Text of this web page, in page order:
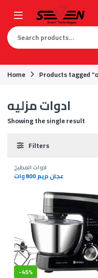
Search for:
Home
ادوات مزليه
Showing the single result
Filters
ادوات المطبخ
عجان دريم 800 وات
-45%